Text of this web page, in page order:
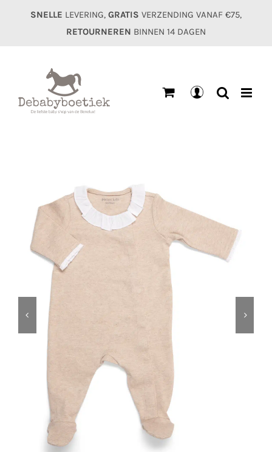
SNELLE LEVERING, GRATIS VERZENDING VANAF €75,
RETOURNEREN BINNEN 14 DAGEN